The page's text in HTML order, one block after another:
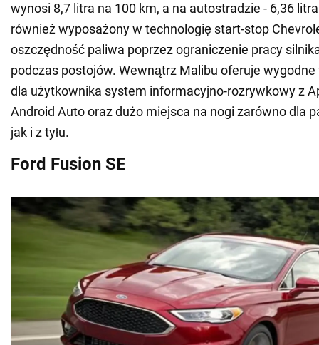
wynosi 8,7 litra na 100 km, a na autostradzie - 6,36
również wyposażony w technologię start-stop
oszczędność paliwa poprzez ograniczenie pracy
podczas postojów. Wewnątrz Malibu oferuje
dla użytkownika system informacyjno-rozrywkowy z
Android Auto oraz dużo miejsca na nogi zarówno dla
jak i z tyłu.
Ford Fusion SE